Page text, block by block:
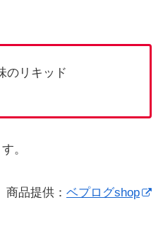
のリキッド
。
商品提供： ベプログshop